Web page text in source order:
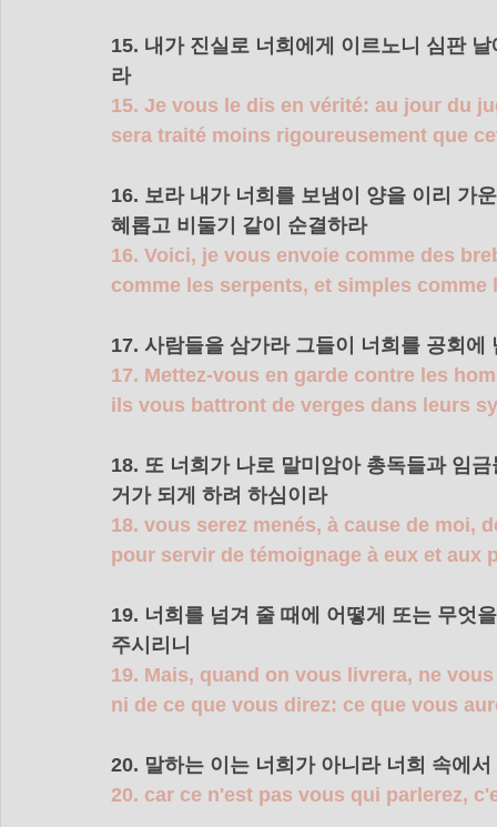
15. 내가 진실로 너희에게 이르노니 심판
라
15. Je vous le dis en vérité: au jour du
sera traité moins rigoureusement que
16. 보라 내가 너희를 보냄이 양을 이리 가
혜롭고 비둘기 같이 순결하라
16. Voici, je vous envoie comme des
comme les serpents, et simples comme
17. 사람들을 삼가라 그들이 너희를 공회
17. Mettez-vous en garde contre les
ils vous battront de verges dans leurs
18. 또 너희가 나로 말미암아 총독들과 임
거가 되게 하려 하심이라
18. vous serez menés, à cause de moi,
pour servir de témoignage à eux et aux
19. 너희를 넘겨 줄 때에 어떻게 또는 무엇
주시리니
19. Mais, quand on vous livrera, ne
ni de ce que vous direz: ce que vous
20. 말하는 이는 너희가 아니라 너희 속에
20. car ce n'est pas vous qui parlerez,